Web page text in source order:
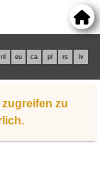
nl eu ca pl rs lv
zu